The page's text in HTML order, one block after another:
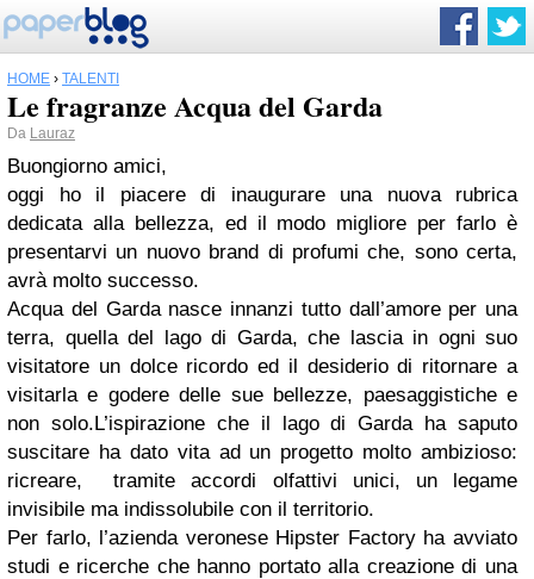
HOME › TALENTI
Le fragranze Acqua del Garda
Da Lauraz
Buongiorno amici,
oggi ho il piacere di inaugurare una nuova rubrica
dedicata alla bellezza, ed il modo migliore per farlo è
presentarvi un nuovo brand di profumi che, sono certa,
avrà molto successo.
Acqua del Garda nasce innanzi tutto dall’amore per una
terra, quella del lago di Garda, che lascia in ogni suo
visitatore un dolce ricordo ed il desiderio di ritornare a
visitarla e godere delle sue bellezze, paesaggistiche e
non solo.L’ispirazione che il lago di Garda ha saputo
suscitare ha dato vita ad un progetto molto ambizioso:
ricreare, tramite accordi olfattivi unici, un legame
invisibile ma indissolubile con il territorio.
Per farlo, l’azienda veronese Hipster Factory ha avviato
studi e ricerche che hanno portato alla creazione di una